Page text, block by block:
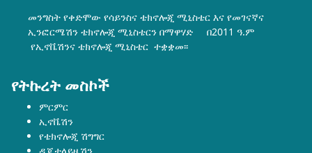
መንግስት የቀድሞው የሳይንስና ቴክኖሎጂ ሚኒስቴር እና የመገናኛና
ኢንፎርሜሽን ቴክኖሎጂ ሚኒስቴርን በማዋሃድ በ2011 ዓ.ም
የኢኖቬሽንና ቴክኖሎጂ ሚኒስቴር ተቋቋመ፡፡
የትኩረት መስኮች
ምርምር
ኢኖቬሽን
የቴክኖሎጂ ሽግግር